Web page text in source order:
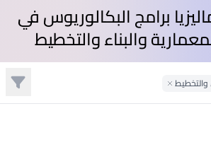
برامج البكالوريوس في
والبناء والتخطيط
والتخطيطRemove Filter